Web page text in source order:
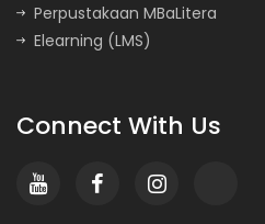
Perpustakaan MBaLitera
Elearning (LMS)
Connect With Us